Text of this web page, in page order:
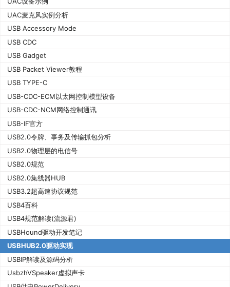
UAC麦克风实例分析
USB Accessory Mode
USB CDC
USB Gadget
USB Packet Viewer教程
USB TYPE-C
USB-CDC-ECM以太网控制模型设备
USB-CDC-NCM网络控制通讯
USB-IF官方
USB2.0令牌、事务及传输抓包分析
USB2.0物理层的电信号
USB2.0规范
USB2.0集线器HUB
USB3.2超高速协议规范
USB4百科
USB4规范解读(流源君)
USBHound驱动开发笔记
USBHUB2.0驱动实现
USBIP解读及源码分析
UsbzhVSpeaker虚拟声卡